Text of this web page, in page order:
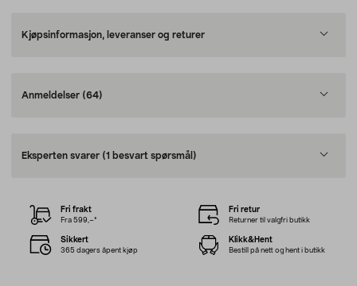
Kjøpsinformasjon, leveranser og returer
Anmeldelser (64)
Eksperten svarer (1 besvart spørsmål)
Fri frakt
Fra 599,–*
Fri retur
Returner til valgfri butikk
Sikkert
365 dagers åpent kjøp
Klikk&Hent
Bestill på nett og hent i butikk